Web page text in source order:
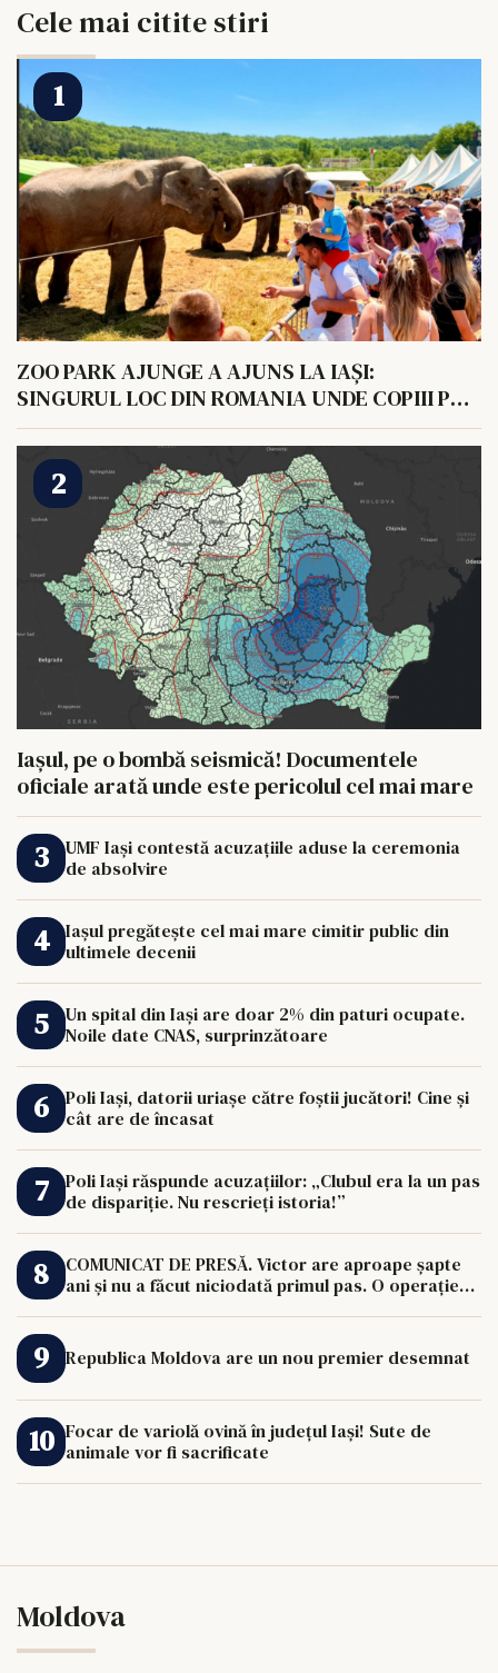
Cele mai citite stiri
ZOO PARK AJUNGE A AJUNS LA IAȘI:
SINGURUL LOC DIN ROMANIA UNDE COPIII POT
HRANI UN ELEFANT
Iașul, pe o bombă seismică! Documentele
oficiale arată unde este pericolul cel mai mare
UMF Iași contestă acuzațiile aduse la ceremonia
de absolvire
Iașul pregătește cel mai mare cimitir public din
ultimele decenii
Un spital din Iași are doar 2% din paturi ocupate.
Noile date CNAS, surprinzătoare
Poli Iași, datorii uriașe către foștii jucători! Cine și
cât are de încasat
Poli Iași răspunde acuzațiilor: „Clubul era la un pas
de dispariție. Nu rescrieți istoria!”
COMUNICAT DE PRESĂ. Victor are aproape șapte
ani și nu a făcut niciodată primul pas. O operație
Republica Moldova are un nou premier desemnat
Focar de variolă ovină în județul Iași! Sute de
animale vor fi sacrificate
Moldova